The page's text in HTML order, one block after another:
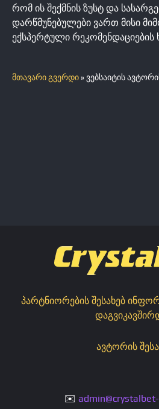
მთავარი გვერდი»ვებსაიტის
რომ ის შექმნის ზუსტ და
დარწმუნებულები ვართ მისი
ექსპერტული რეკომენდაციების
პარტნიორების შესახებ
ავტორის
✉️